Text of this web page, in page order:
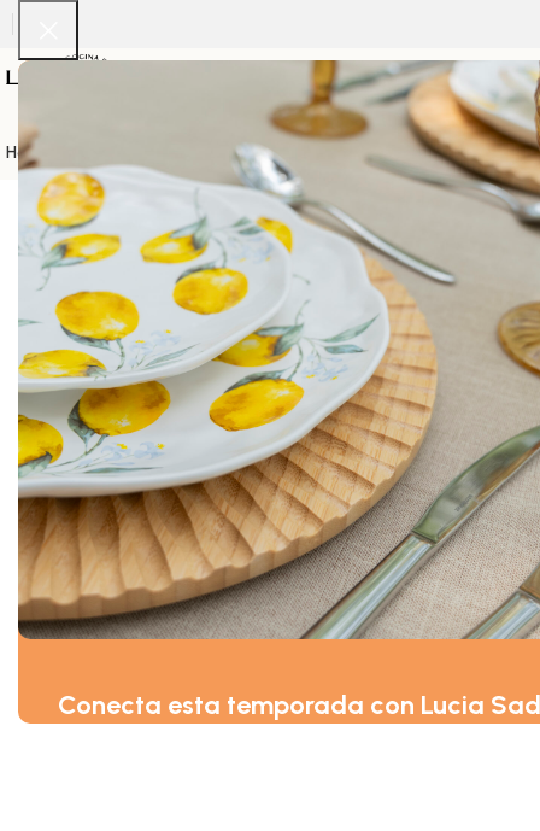
Conecta esta temporada con Lucia
Home CristaleriaCubiertos Calentadores
No hay ningún resultado
Lo siento, pero no se encontraron resultados. Tal vez la